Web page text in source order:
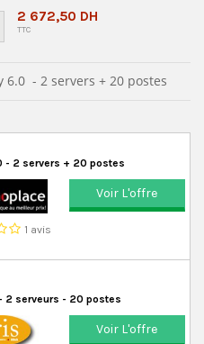
2 672,50 DH
TTC
6.0 - 2 servers + 20 postes
- 2 servers + 20 postes
1 avis
Voir L'offre
2 serveurs - 20 postes
Voir L'offre